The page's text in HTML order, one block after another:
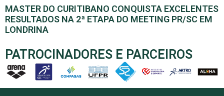
MASTER DO CURITIBANO CONQUISTA EXCELENTES
RESULTADOS NA 2ª ETAPA DO MEETING PR/SC EM
LONDRINA
PATROCINADORES E PARCEIROS